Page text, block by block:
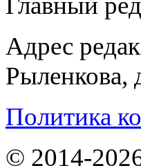
Адрес
Рыленкова,
Политика
© 2014-